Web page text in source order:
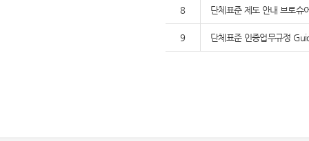
8 단체표준 제도 안내 브로슈
9 단체표준 인증업무규정